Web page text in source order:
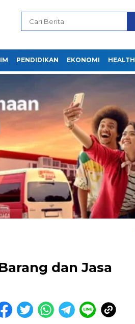
PENDIDIKAN EKONOMI HEALTH
dan Jasa